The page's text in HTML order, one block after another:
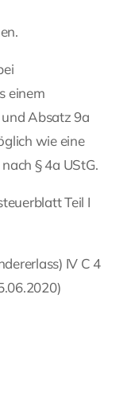
einem
Absatz 9a
wie eine
§ 4a UStG.
Teil I
IV C 4